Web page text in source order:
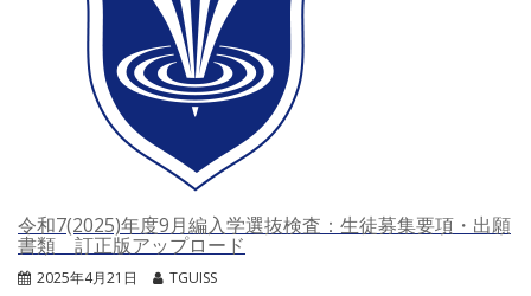
令和7(2025)年度9月編入学選抜検査：生徒募集要項・出願
書類 訂正版アップロード
2025年4月21日 TGUISS